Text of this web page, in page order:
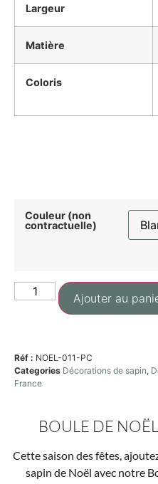
Largeur
Matière
Coloris
Couleur (non
contractuelle)
Ajouter au
Réf : NOEL-011-PC
Categories Décorations de sapin,
France
BOULE DE
Cette saison des fêtes,
sapin de Noël avec notre